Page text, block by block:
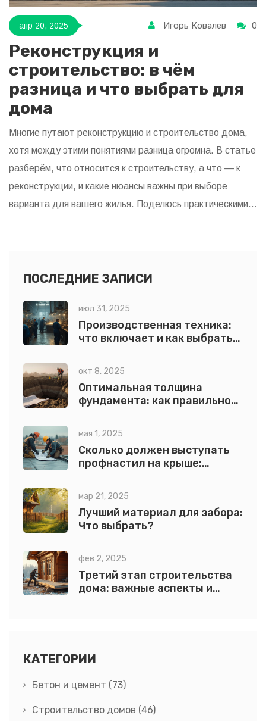
апр 20, 2025 Игорь Ковалев 0
Реконструкция и
строительство: в чём
разница и что выбрать для
дома
Многие путают реконструкцию и строительство дома,
хотя между этими понятиями разница огромна. В статье
разберём, что относится к строительству, а что — к
реконструкции, и какие нюансы важны при выборе
варианта для вашего жилья. Поделюсь практическими
стоимость и сроки работ. Эта информация поможет
ПОСЛЕДНИЕ ЗАПИСИ
июл 31, 2025
Производственная техника:
что включает и как выбрать
окт 8, 2025
Оптимальная толщина
фундамента: как правильно
мая 1, 2025
Сколько должен выступать
профнастил на крыше:
мар 21, 2025
Лучший материал для забора:
Что выбрать?
фев 2, 2025
Третий этап строительства
дома: важные аспекты и
КАТЕГОРИИ
Бетон и цемент (73)
Строительство домов (46)